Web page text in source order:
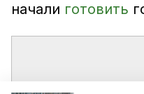
начали готовить